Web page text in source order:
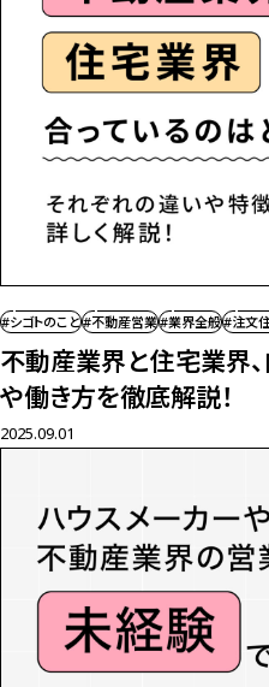
#シゴトのこと#不動産営業#業界全般#注文
不動産業界と住宅業界
や働き方を徹底解説！
2025.09.01